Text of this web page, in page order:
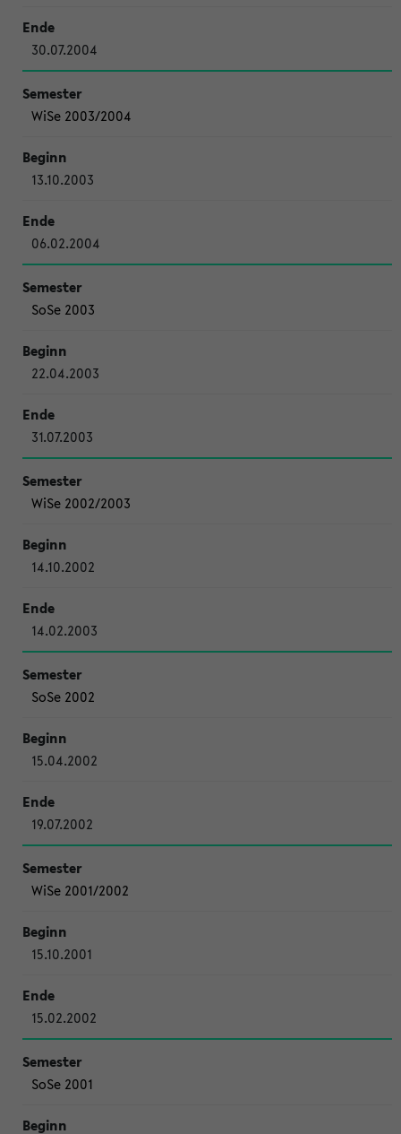
30.07.2004
WiSe 2003/2004
13.10.2003
06.02.2004
SoSe 2003
22.04.2003
31.07.2003
WiSe 2002/2003
14.10.2002
14.02.2003
SoSe 2002
15.04.2002
19.07.2002
WiSe 2001/2002
15.10.2001
15.02.2002
SoSe 2001